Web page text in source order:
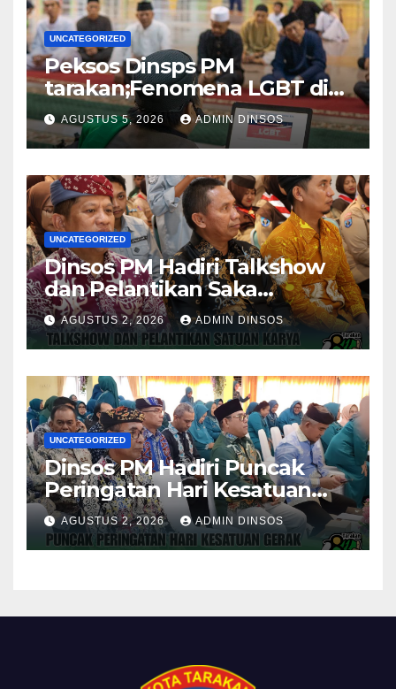
UNCATEGORIZED
Peksos Dinsps PM
tarakan;Fenomena LGBT di
Sekitar Kita, Apa yang Harus
Dilakukan?
AGUSTUS 5, 2026 ADMIN DINSOS
UNCATEGORIZED
Dinsos PM Hadiri Talkshow
dan Pelantikan Saka
Pramuka Anti Narkotika Kota
Tarakan
AGUSTUS 2, 2026 ADMIN DINSOS
UNCATEGORIZED
Dinsos PM Hadiri Puncak
Peringatan Hari Kesatuan
Gerak PKK ke-54 Tingkat
Kota Tarakan
AGUSTUS 2, 2026 ADMIN DINSOS